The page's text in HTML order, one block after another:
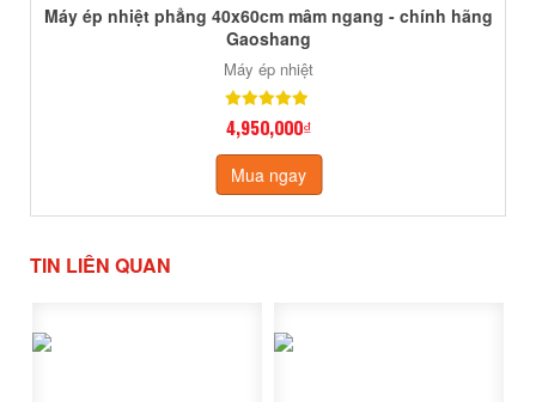
Máy ép nhiệt phẳng 40x60cm mâm ngang - chính hãng
Gaoshang
Máy ép nhiệt
4,950,000₫
Mua ngay
TIN LIÊN QUAN